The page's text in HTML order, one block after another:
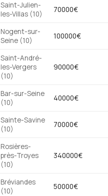
Saint-Julien-
les-Villas (10)
70000€
Nogent-sur-
Seine (10)
100000€
Saint-André-
les-Vergers
(10)
90000€
Bar-sur-Seine
(10)
40000€
Sainte-Savine
(10)
70000€
Rosières-
près-Troyes
(10)
340000€
Bréviandes
(10)
50000€